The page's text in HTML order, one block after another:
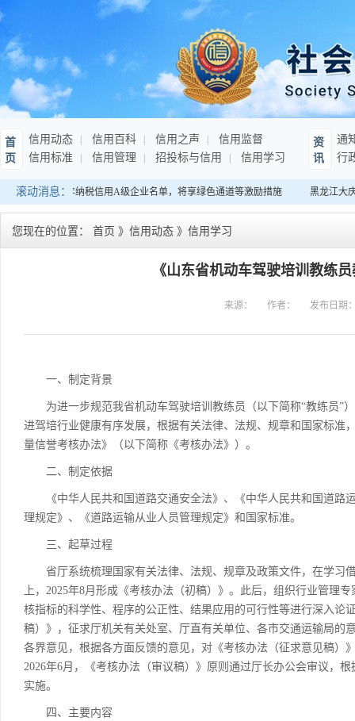
首
页
信用动态 信用百科 信用之声
信用监督
信用标准
信用管理 招投标与信用 信用学习
资
讯
通
行
滚动消息：
发布连续10年纳税信用A级企业名单，将享绿色通道等激励措施 黑龙江大
您现在的位置： 首页 》 信用动态 》 信用学习
《山东省机动车驾驶培训教练
来源： 作者： 发布日期
一、制定背景
为进一步规范我省机动车驾驶培训教练员（以下简称“教练员”
进驾培行业健康有序发展，根据有关法律、法规、规章和国家标准
量信誉考核办法》（以下简称《考核办法》）。
二、制定依据
《中华人民共和国道路交通安全法》、《中华人民共和国道路
理规定》、《道路运输从业人员管理规定》和国家标准。
三、起草过程
省厅系统梳理国家有关法律、法规、规章及政策文件，在学习
上，2025年8月形成《考核办法（初稿）》。此后，组织行业管理
核指标的科学性、程序的公正性、结果应用的可行性等进行深入论
稿）》，征求厅机关有关处室、厅直有关单位、各市交通运输局的
各界意见，根据各方面反馈的意见，对《考核办法（征求意见稿）
2026年6月，《考核办法（审议稿）》原则通过厅长办公会审议，
实施。
四、主要内容